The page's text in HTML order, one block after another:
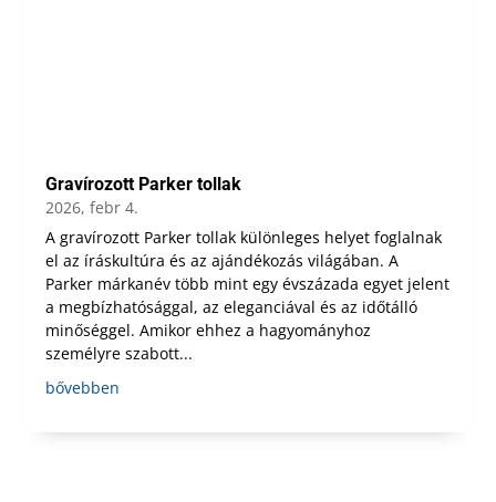
Gravírozott Parker tollak
2026, febr 4.
A gravírozott Parker tollak különleges helyet foglalnak
el az íráskultúra és az ajándékozás világában. A
Parker márkanév több mint egy évszázada egyet jelent
a megbízhatósággal, az eleganciával és az időtálló
minőséggel. Amikor ehhez a hagyományhoz
személyre szabott...
bővebben